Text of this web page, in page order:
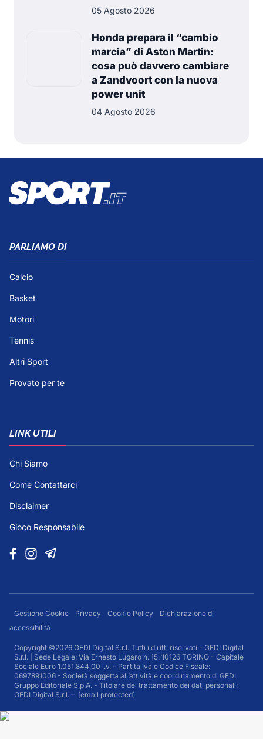
05 Agosto 2026
Honda prepara il “cambio
marcia” di Aston Martin:
cosa può davvero cambiare
a Zandvoort con la nuova
power unit
04 Agosto 2026
PARLIAMO DI
Calcio
Basket
Motori
Tennis
Altri Sport
Provato per te
LINK UTILI
Chi Siamo
Come Contattarci
Disclaimer
Gioco Responsabile
Gestione Cookie Privacy Cookie Policy
Dichiarazione di
accessibilità
Copyright ©2026 GEDI Digital S.r.l. Tutti i diritti riservati - GEDI Digital
S.r.l. | Sede Legale: Via Ernesto Lugaro n. 15, 10126 TORINO - Capitale
Sociale Euro 1.051.844,00 i.v. - Partita Iva e Codice Fiscale:
0697891006 - Società soggetta all’attività e coordinamento di GEDI
Gruppo Editoriale S.p.A. - Titolare del trattamento dei dati personali:
GEDI Digital S.r.l. – [email protected]